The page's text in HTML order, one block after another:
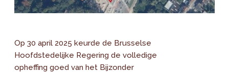
Op 30 april 2025 keurde de Brusselse
Hoofdstedelijke Regering de volledige
opheffing goed van het Bijzonder